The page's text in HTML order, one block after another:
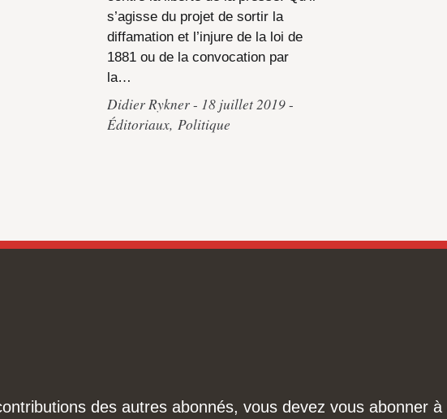
s’agisse du projet de sortir la
diffamation et l’injure de la loi de
1881 ou de la convocation par
la…
Didier Rykner
18 juillet 2019
Éditoriaux, Politique
des autres abonnés, vous devez vous abonner à